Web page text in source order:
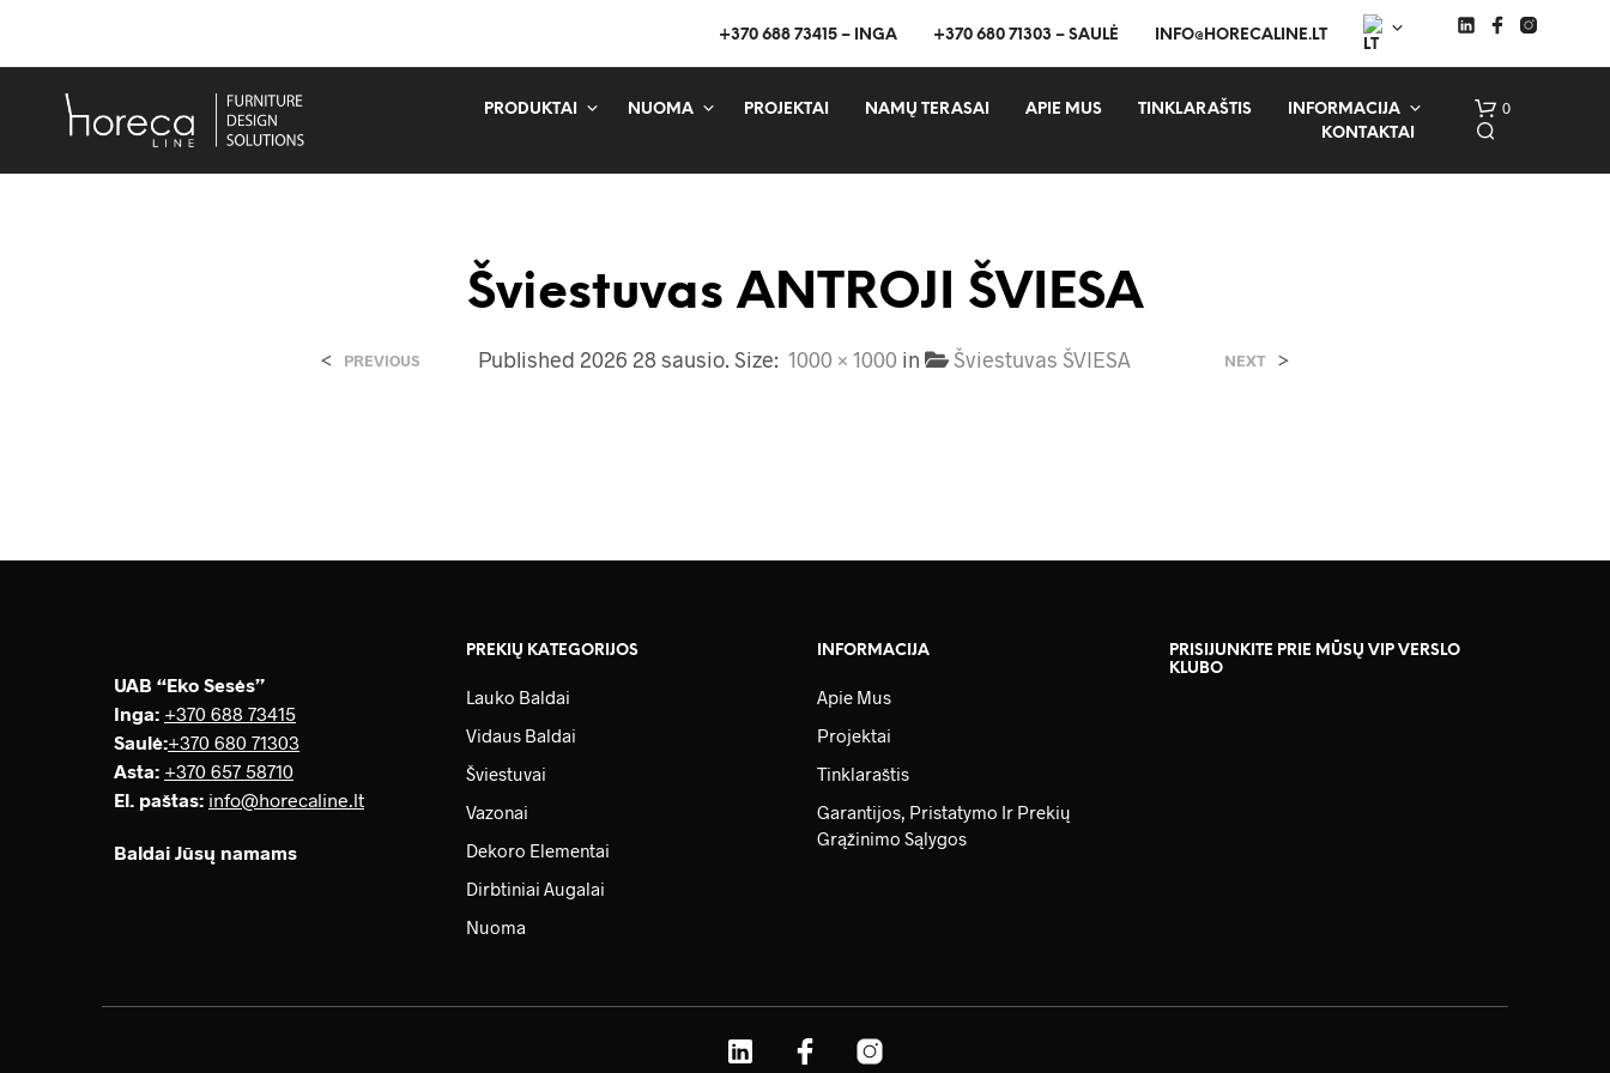
+370 688 73415 – INGA +370 680 71303 – SAULĖ INFO@HORECALINE.LT
PRODUKTAI NUOMA PROJEKTAI NAMŲ TERASAI APIE MUS TINKLARAŠTIS
INFORMACIJA
KONTAKTAI
0
Šviestuvas ANTROJI ŠVIESA
Published 2026 28 sausio. Size: 1000 × 1000 in Šviestuvas ŠVIESA
< PREVIOUS NEXT >
UAB “Eko Sesės”
Inga: +370 688 73415
Saulė:+370 680 71303
Asta: +370 657 58710
El. paštas: info@horecaline.lt
Baldai Jūsų namams
PREKIŲ KATEGORIJOS
Lauko Baldai
Vidaus Baldai
Šviestuvai
Vazonai
Dekoro Elementai
Dirbtiniai Augalai
Nuoma
INFORMACIJA
Apie Mus
Projektai
Tinklaraštis
Garantijos, Pristatymo Ir Prekių
Grąžinimo Sąlygos
PRISIJUNKITE PRIE MŪSŲ VIP VERSLO
KLUBO